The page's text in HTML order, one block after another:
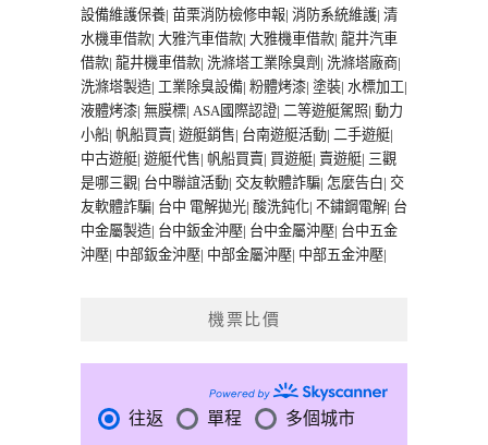
設備維護保養| 苗栗消防檢修申報| 消防系統維護| 清
水機車借款| 大雅汽車借款| 大雅機車借款| 龍井汽車
借款| 龍井機車借款| 洗滌塔工業除臭劑 | 洗滌塔廠商|
洗滌塔製造| 工業除臭設備| 粉體烤漆| 塗裝| 水標加工|
液體烤漆| 無膜標| ASA國際認證| 二等遊艇駕照| 動力
小船| 帆船買賣| 遊艇銷售| 台南遊艇活動| 二手遊艇|
中古遊艇| 遊艇代售| 帆船買賣| 買遊艇| 賣遊艇| 三觀
是哪三觀| 台中聯誼活動| 交友軟體詐騙| 怎麼告白| 交
友軟體詐騙| 台中 電解拋光| 酸洗鈍化| 不鏽鋼電解| 台
中金屬製造| 台中鈑金沖壓| 台中金屬沖壓| 台中五金
沖壓| 中部鈑金沖壓| 中部金屬沖壓| 中部五金沖壓|
機票比價